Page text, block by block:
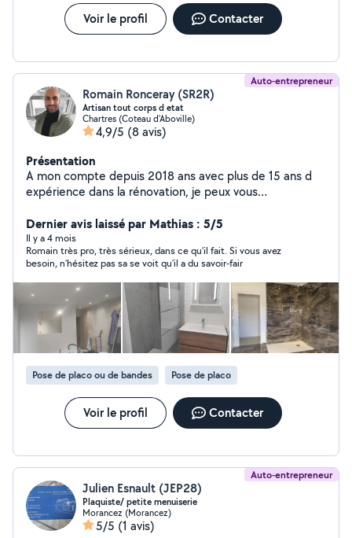
Voir le profil Contacter
Auto-entrepreneur
Romain Ronceray (SR2R)
Artisan tout corps d etat
Chartres (Coteau d'Aboville)
4,9/5 (8 avis)
Présentation
A mon compte depuis 2018 ans avec plus de 15 ans d
expérience dans la rénovation, je peux vous
contacter pour échanger sur vos attentes et réaliser de
belles choses ensemble
Dernier avis laissé par Mathias : 5/5
Il y a 4 mois
Romain très pro, très sérieux, dans ce qu’il fait. Si vous avez
besoin, n’hésitez pas sa se voit qu’il a du savoir-fair
Pose de placo ou de bandes Pose de placo
Voir le profil Contacter
Auto-entrepreneur
Julien Esnault (JEP28)
Plaquiste/ petite menuiserie
Morancez (Morancez)
5/5 (1 avis)